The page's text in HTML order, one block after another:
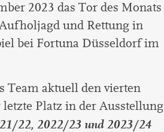
2023 das Tor des Monats
und Rettung in
bei Fortuna Düsseldorf im
Team aktuell den vierten
Platz in der Ausstellung
22, 2022/23 und 2023/24